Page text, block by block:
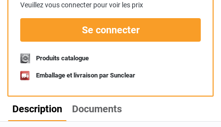
Veuillez vous connecter pour voir les prix
Se connecter
Produits catalogue
Emballage et livraison par Sunclear
Description Documents